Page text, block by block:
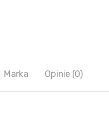
Marka Opinie (0)